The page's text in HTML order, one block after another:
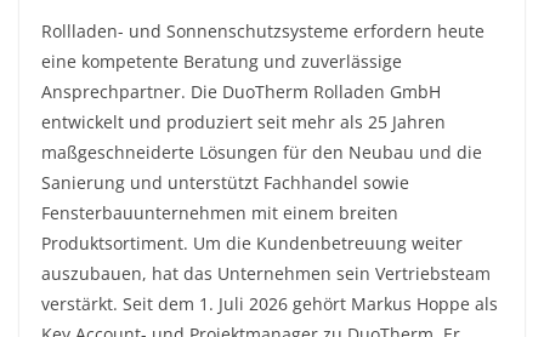
Rollladen- und Sonnenschutzsysteme erfordern heute
eine kompetente Beratung und zuverlässige
Ansprechpartner. Die DuoTherm Rolladen GmbH
entwickelt und produziert seit mehr als 25 Jahren
maßgeschneiderte Lösungen für den Neubau und die
Sanierung und unterstützt Fachhandel sowie
Fensterbauunternehmen mit einem breiten
Produktsortiment. Um die Kundenbetreuung weiter
auszubauen, hat das Unternehmen sein Vertriebsteam
verstärkt. Seit dem 1. Juli 2026 gehört Markus Hoppe als